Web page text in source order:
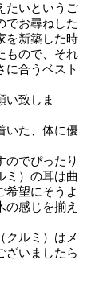
たいというご
でお尋ねした
を新築した時
もので、それ
に合うベスト
い致しま
いた、体に優
のでぴったり
ミ）の耳は曲
希望にそうよ
の感じを揃え
クルミ）はメ
ざいましたら